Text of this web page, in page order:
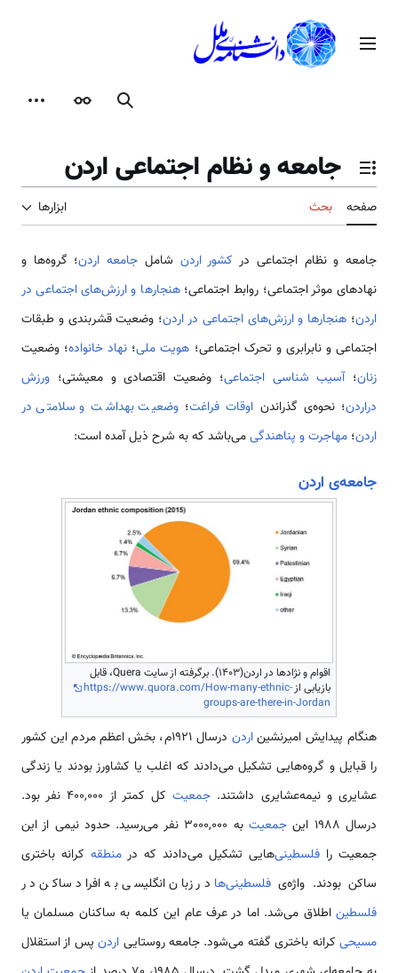
محتوامنوی اصلی
جستجوظاهر
تغییر وضعیت فهرست محتویات
جامعه و نظام اجتماعی اردن
صفحه بحث ابزارها
جامعه و نظام اجتماعی در کشور اردن شامل جامعه اردن؛ گروه‌ها و
نهادهای موثر اجتماعی؛ روابط اجتماعی؛هنجارها و ارزش‌های اجتماعی در
اردن؛ هنجارها و ارزش‌های اجتماعی در اردن؛ وضعیت قشربندی و طبقات
اجتماعی و نابرابری و تحرک اجتماعی؛ هویت ملی؛ نهاد خانواده؛ وضعیت
زنان؛آسیب شناسی اجتماعی؛ وضعیت اقتصادی و معیشتی؛ ورزش
دراردن؛ نحوه‌‌ی گذراندن اوقات فراغت؛وضعیت بهداشت و سلامتی در
اردن؛ مهاجرت و پناهندگیمی‌باشد که به شرح ذیل آمده است:
جامعه‌ی اردن
اقوام و نژادها در اردن(1403). برگرفته از سایت Quera، قابل
بازیابی ازhttps://www.quora.com/How-many-ethnic-
groups-are-there-in-Jordan
هنگام پیدایش امیرنشیناردن
درسال 1921م، بخش اعظم مردم این کشور
را قبایل و گروه‌هایی تشکیل می‌دادند که اغلب یا کشاورز بودند یا زندگی
عشایری و نیمه‌عشایری داشتند. جمعیت
کل کمتر از 400,000 نفر بود.
درسال 1988 این
جمعیت
به 3000,000 نفر می‌رسید. حدود نیمی‌ از این
جمعیت را فلسطینی‌هایی تشکیل می‌دادند که در منطقه کرانه باختری
ساکن بودند. واژه‌یفلسطینی‌ها در زبان انگلیسی به افراد ساکن در
فلسطین اطلاق می‌شد. اما در عرف عام این کلمه به ساکنان مسلمان یا
مسیحیکرانه باختری گفته می‌شود. جامعه روستایی اردنپس از استقلال